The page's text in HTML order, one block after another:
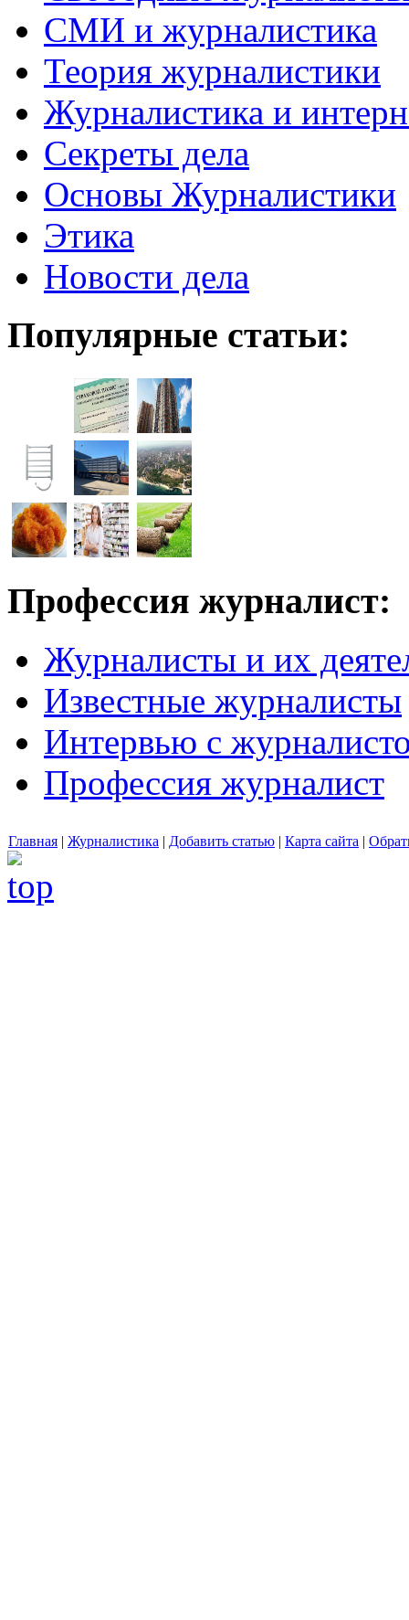
СМИ и журналистика
Теория журналистики
Журналистика и
Секреты дела
Основы Журналистики
Этика
Новости дела
Популярные статьи:
Профессия журналист:
Журналисты и их
Известные журналисты
Интервью с
Профессия журналист
Главная | Журналистика | Добавить статью | Карта сайта |